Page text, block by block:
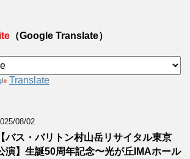
（Google Translate）
Translate
08/02
【バス・バリトン村山岳リサイタル東京
演】生誕50周年記念〜光が丘IMAホール